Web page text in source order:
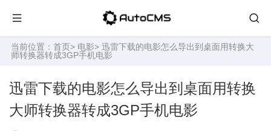
当前位置： 首页> 电影> 迅雷下载的电影怎么导出到桌面用转换大
师转换器转成3GP手机电影
迅雷下载的电影怎么导出到桌面用转换
大师转换器转成3GP手机电影